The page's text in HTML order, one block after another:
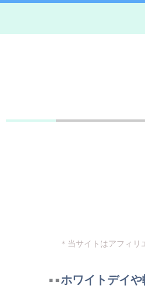
内
を
＊当サイトはアフィリ
▪▪ホワイトデイ